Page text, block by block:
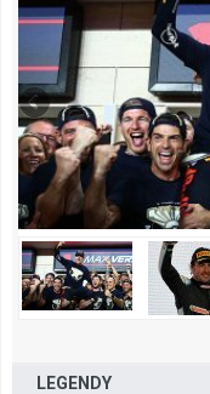
LEGENDY